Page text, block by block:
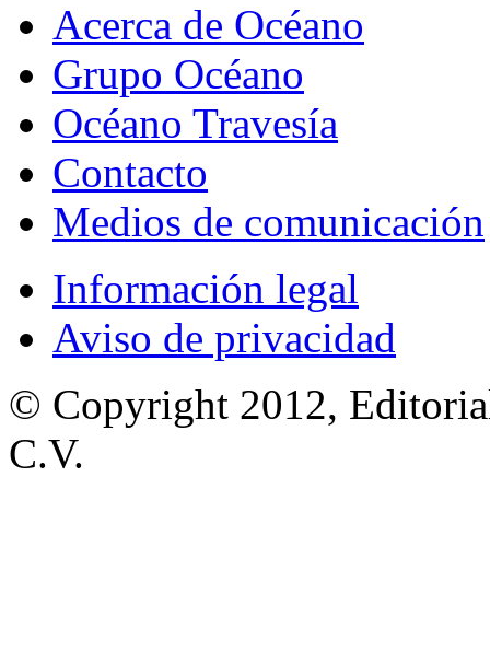
Acerca de Océano
Grupo Océano
Océano Travesía
Contacto
Medios de comunicación
Información legal
Aviso de privacidad
© Copyright 2012,
C.V.